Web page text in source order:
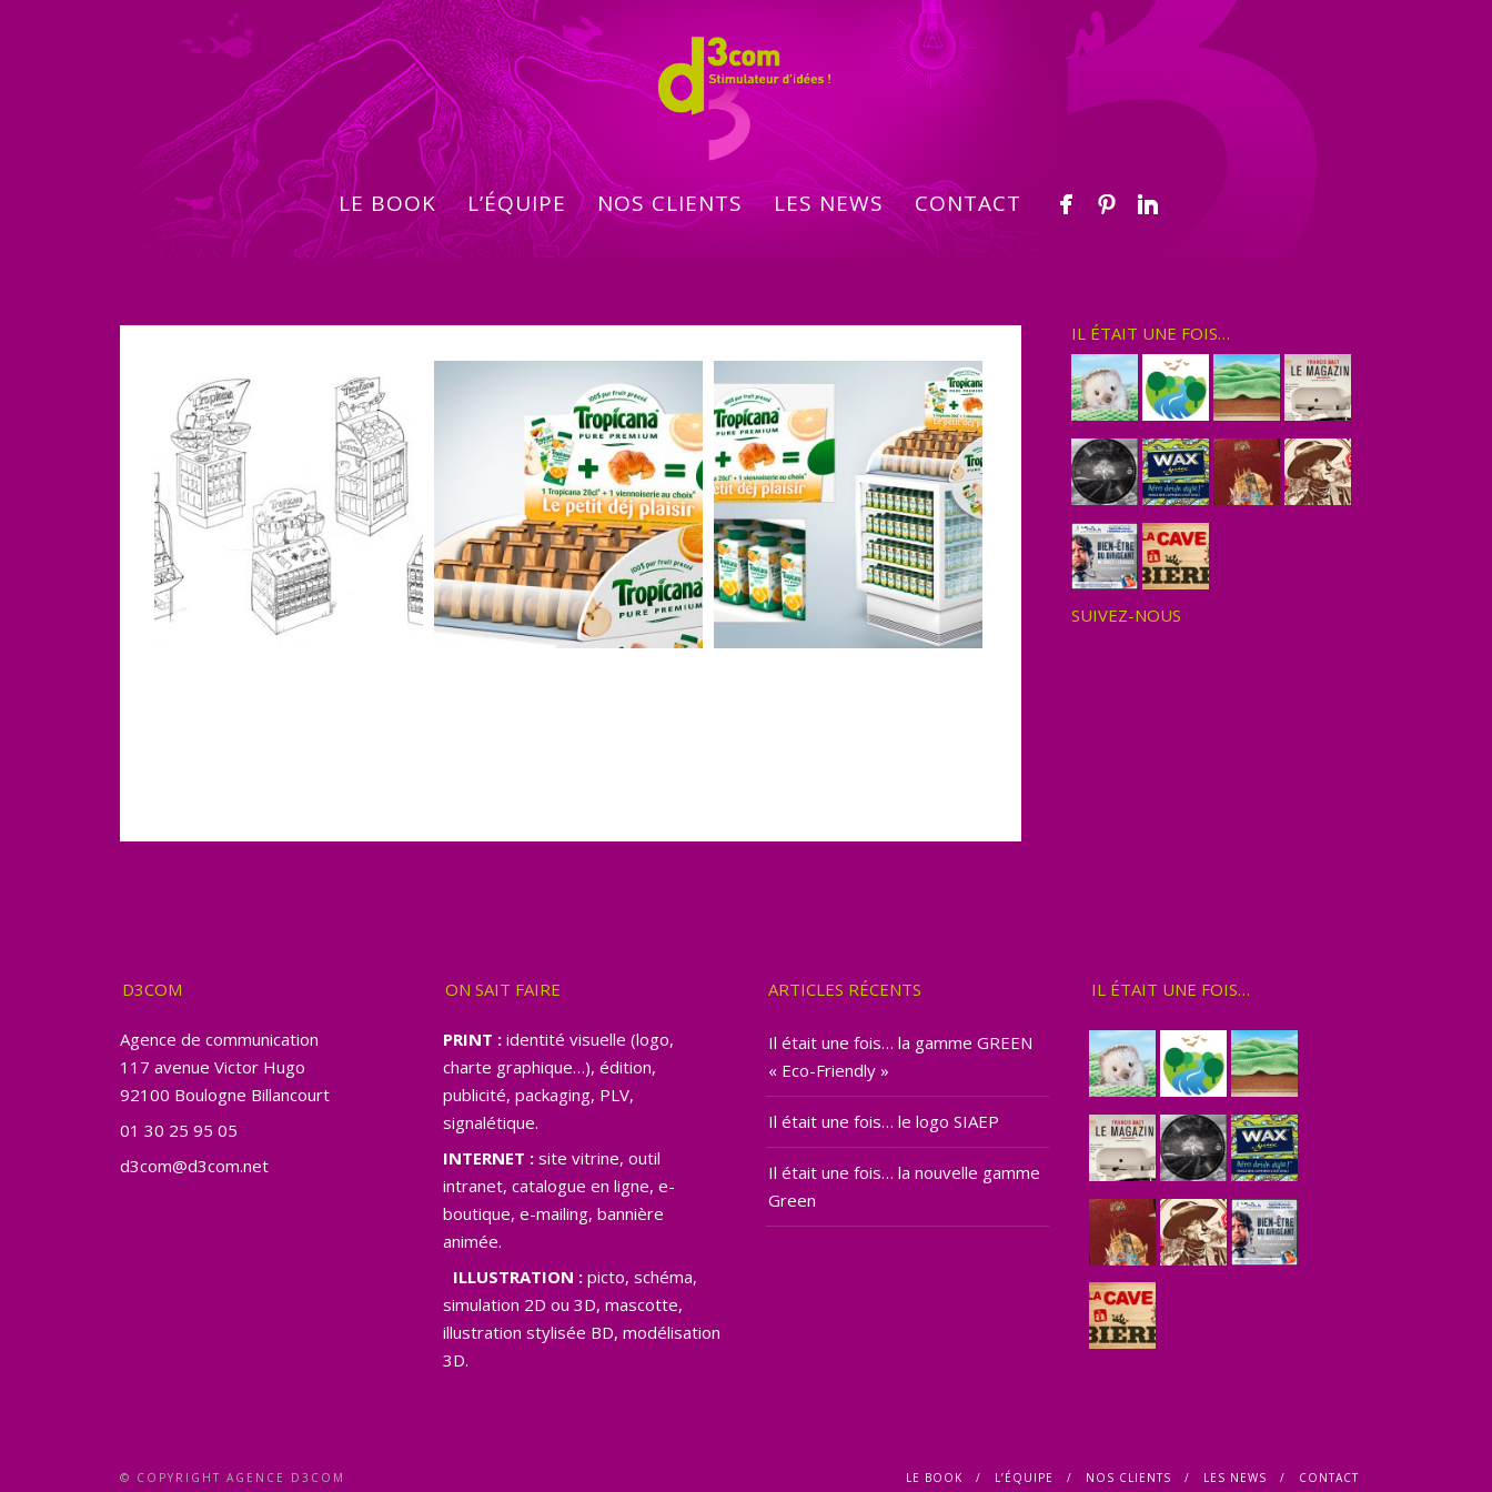
LE BOOK L’ÉQUIPE NOS CLIENTS LES NEWS CONTACT
IL ÉTAIT UNE FOIS…
SUIVEZ-NOUS
D3COM
Agence de communication
117 avenue Victor Hugo
92100 Boulogne Billancourt
01 30 25 95 05
d3com@d3com.net
ON SAIT FAIRE
PRINT : identité visuelle (logo,
charte graphique…), édition,
publicité, packaging, PLV,
signalétique.
INTERNET : site vitrine, outil
intranet, catalogue en ligne, e-
boutique, e-mailing, bannière
animée.
ILLUSTRATION : picto, schéma,
simulation 2D ou 3D, mascotte,
illustration stylisée BD, modélisation
3D.
ARTICLES RÉCENTS
Il était une fois… la gamme GREEN
« Eco-Friendly »
Il était une fois… le logo SIAEP
Il était une fois… la nouvelle gamme
Green
IL ÉTAIT UNE FOIS…
© COPYRIGHT AGENCE D3COM LE BOOK L’ÉQUIPE NOS CLIENTS LES NEWS CONTACT